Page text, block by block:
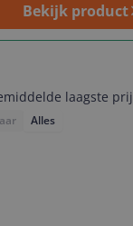
Bekijk product
laagste
Alles